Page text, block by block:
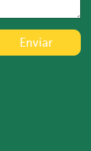
Enviar